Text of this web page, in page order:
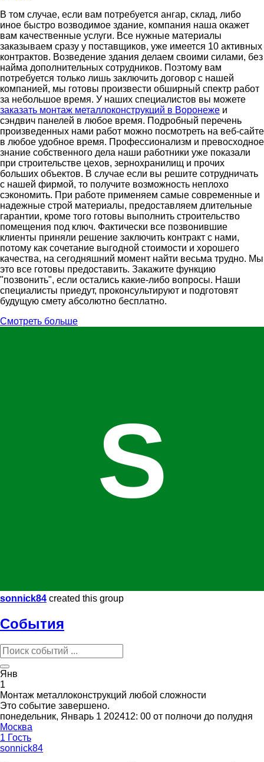
В том случае, если вам потребуется ангар, склад, либо
иное быстро возводимое здание, компания наша окажет
вам качественные услуги. Все нужные материалы
заказываем сразу у поставщиков, уже имеется 10 активных
контрактов. Возведение здания делаем своими силами, без
найма дополнительных сотрудников. Поэтому вам
потребуется только лишь заключить договор с нашей
компанией, мы готовы произвести обширный спектр работ
за небольшое время. У наших специалистов вы можете
заказать монтаж металлоконструкций в Воронеже и
сэндвич панелей в любое время. Подробный перечень
произведенных нами работ можно посмотреть на веб-сайте
в любое удобное время. Профессионализм и превосходное
знание собственного дела наши работники уже показали
при строительстве цехов, зернохранилищ и прочих
больших объектов. В случае если вы решите сотрудничать
с нашей фирмой, то получите возможность неплохо
сэкономить. При работе применяем самые современные и
надежные строй материалы, предоставляем длительные
гарантии, кроме того готовы выполнить строительство
помещения под ключ. Фактически все позвонившие
клиенты приняли решение заключить контракт с нами,
потому как сочетание выгодной стоимости и хорошего
качества, на сегодняшний момент найти весьма трудно. Мы
это все готовы предоставить. Закажите функцию
"позвонить", если остались какие-либо вопросы. Наши
специалисты приедут, проконсультируют и подготовят
будущую смету абсолютно бесплатно.
Смотреть больше
S
sonnick84 created this group
События
Янв
1
Монтаж металлоконструкций любой сложности
Это событие завершено.
понедельник, Январь 1 202412: 00 от полночи до полудня
Москва
1 Гость
sonnick84